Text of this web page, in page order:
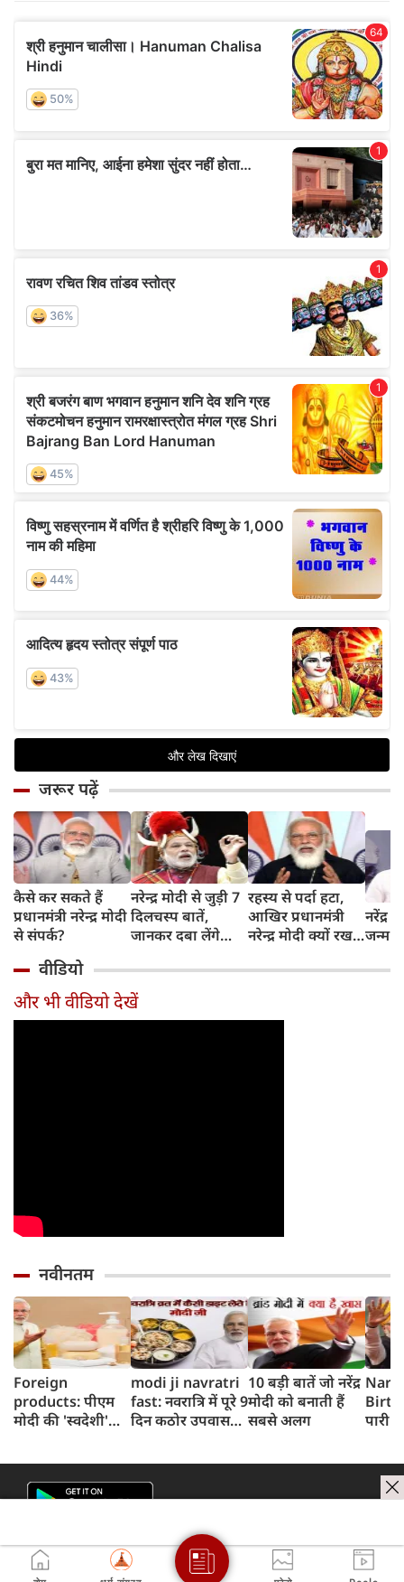
जरूर पढ़ें
कैसे कर सकते हैं
प्रधानमंत्री नरेन्द्र मोदी
से संपर्क?
नरेन्द्र मोदी से जुड़ी 7
दिलचस्प बातें,
जानकर दबा लेंगे
रहस्य से पर्दा हटा,
आखिर प्रधानमंत्री
नरेन्द्र मोदी क्यों रखते
नरेंद्र
जन्म
वीडियो
और भी वीडियो देखें
नवीनतम
Foreign
products: पीएम
मोदी की 'स्वदेशी'
विदेशी उत्पादों का
होता है इस्तेमाल
modi ji navratri
fast: नवरात्रि में पूरे 9
दिन कठोर उपवास
और नियम
10 बड़ी बातें जो नरेंद्र
मोदी को बनाती हैं
सबसे अलग
पारी